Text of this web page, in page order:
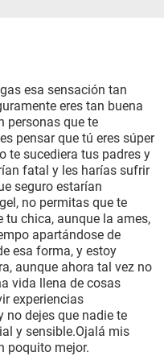
en el espejo, me
y de mierda que
la desesperación,
esa sensación tan
eres tan buena
personas que te
pensar que tú eres súper
te sucediera tus padres y
fatal y les harías sufrir
seguro estarían
no permitas que te
chica, aunque la ames,
apartándose de
esa forma, y estoy
aunque ahora tal vez no
vida llena de cosas
experiencias
no dejes que nadie te
y sensible.Ojalá mis
poquito mejor.